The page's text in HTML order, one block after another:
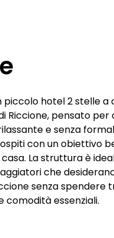
piccolo hotel 2 stelle a
Riccione, pensato per
esenza
con un obiettivo
La struttura è
che
senza spendere
comodità essenziali.